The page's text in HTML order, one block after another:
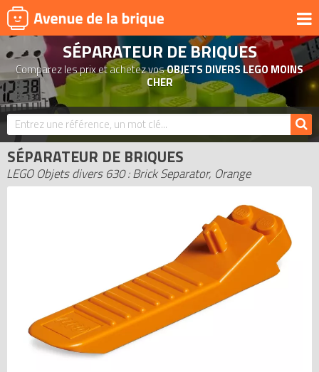
UNIVERS
PRODUITS DÉRIVÉS
NOUVEAUTÉS
LEGO 2026
BONS PLANS
ACTUALITÉS
EXPOSITIONS LEGO
LEGO LES PLUS CHERS
DERNIERS LEGO AJOUTÉS
SÉPARATEUR DE BRIQUES
Comparez les prix et achetez vosOBJETS DIVERS LEGO MOINS
CHER
SÉPARATEUR DE BRIQUES
LEGO Objets divers 630 : Brick Separator, Orange